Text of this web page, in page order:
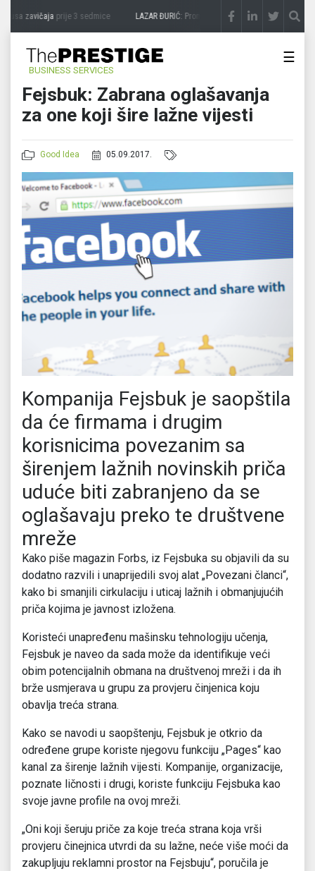
zavičajaprije 3 sedmice LAZAR ĐURIĆ: Promocija potencijal pretvara u
BUSINESS SERVICES
☰
Fejsbuk: Zabrana oglašavanja
za one koji šire lažne vijesti
Good Idea 05.09.2017.
Kompanija Fejsbuk je saopštila
da će firmama i drugim
korisnicima povezanim sa
širenjem lažnih novinskih priča
uduće biti zabranjeno da se
oglašavaju preko te društvene
mreže
Kako piše magazin Forbs, iz Fejsbuka su objavili da su
dodatno razvili i unaprijedili svoj alat „Povezani članci“,
kako bi smanjili cirkulaciju i uticaj lažnih i obmanjujućih
priča kojima je javnost izložena.
Koristeći unapređenu mašinsku tehnologiju učenja,
Fejsbuk je naveo da sada može da identifikuje veći
obim potencijalnih obmana na društvenoj mreži i da ih
brže usmjerava u grupu za provjeru činjenica koju
obavlja treća strana.
Kako se navodi u saopštenju, Fejsbuk je otkrio da
određene grupe koriste njegovu funkciju „Pages“ kao
kanal za širenje lažnih vijesti. Kompanije, organizacije,
poznate ličnosti i drugi, koriste funkciju Fejsbuka kao
svoje javne profile na ovoj mreži.
„Oni koji šeruju priče za koje treća strana koja vrši
provjeru činejnica utvrdi da su lažne, neće više moći da
zakupljuju reklamni prostor na Fejsbuju“, poručila je